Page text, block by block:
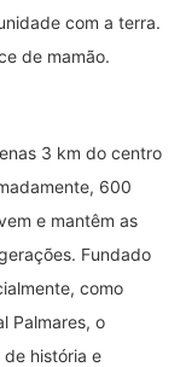
com a terra.
de mamão.
3 km do centro
600
e mantêm as
Fundado
como
Palmares, o
de história e